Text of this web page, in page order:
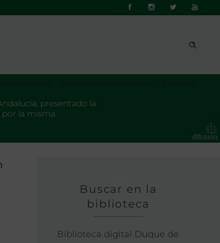
presentado la
la misma
Buscar en la
biblioteca
Biblioteca digital Duque de